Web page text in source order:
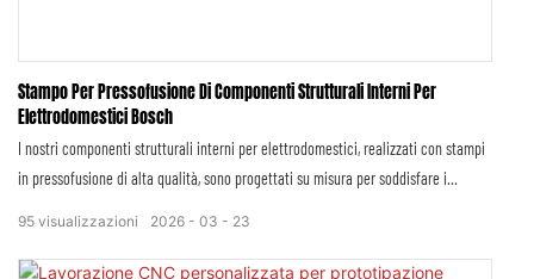
Stampo Per Pressofusione Di Componenti Strutturali Interni Per
Elettrodomestici Bosch
I nostri componenti strutturali interni per elettrodomestici, realizzati con stampi
in pressofusione di alta qualità, sono progettati su misura per soddisfare i
esclusivamente per i componenti interni principali degli elettrodomestici Bosch,
2026 03 23
95 visualizzazioni